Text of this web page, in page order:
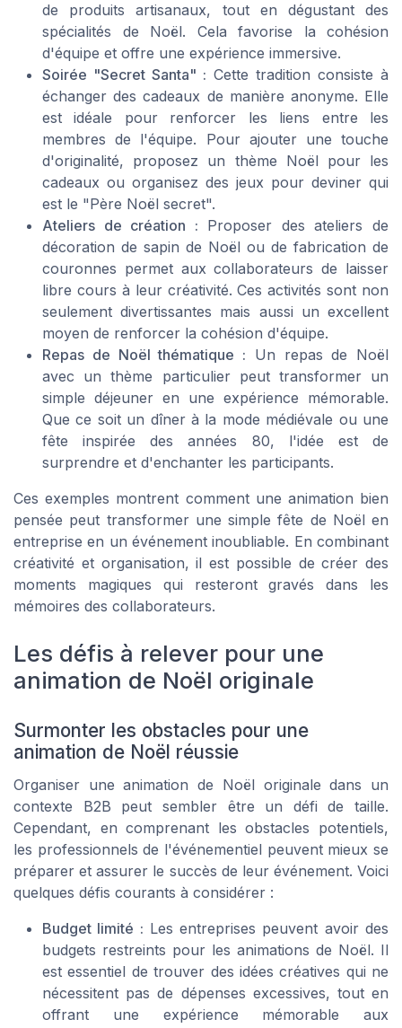
de produits artisanaux, tout en dégustant des
spécialités de Noël. Cela favorise la cohésion
d'équipe et offre une expérience immersive.
Soirée "Secret Santa" : Cette tradition consiste à
échanger des cadeaux de manière anonyme. Elle
est idéale pour renforcer les liens entre les
membres de l'équipe. Pour ajouter une touche
d'originalité, proposez un thème Noël pour les
cadeaux ou organisez des jeux pour deviner qui
est le "Père Noël secret".
Ateliers de création : Proposer des ateliers de
décoration de sapin de Noël ou de fabrication de
couronnes permet aux collaborateurs de laisser
libre cours à leur créativité. Ces activités sont non
seulement divertissantes mais aussi un excellent
moyen de renforcer la cohésion d'équipe.
Repas de Noël thématique : Un repas de Noël
avec un thème particulier peut transformer un
simple déjeuner en une expérience mémorable.
Que ce soit un dîner à la mode médiévale ou une
fête inspirée des années 80, l'idée est de
surprendre et d'enchanter les participants.
Ces exemples montrent comment une animation bien
pensée peut transformer une simple fête de Noël en
entreprise en un événement inoubliable. En combinant
créativité et organisation, il est possible de créer des
moments magiques qui resteront gravés dans les
mémoires des collaborateurs.
Les défis à relever pour une
animation de Noël originale
Surmonter les obstacles pour une
animation de Noël réussie
Organiser une animation de Noël originale dans un
contexte B2B peut sembler être un défi de taille.
Cependant, en comprenant les obstacles potentiels,
les professionnels de l'événementiel peuvent mieux se
préparer et assurer le succès de leur événement. Voici
quelques défis courants à considérer :
Budget limité : Les entreprises peuvent avoir des
budgets restreints pour les animations de Noël. Il
est essentiel de trouver des idées créatives qui ne
nécessitent pas de dépenses excessives, tout en
offrant une expérience mémorable aux